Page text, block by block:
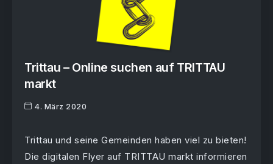
Trittau – Online suchen auf TRITTAU
markt
4. März 2020
Trittau und seine Gemeinden haben viel zu bieten!
Die digitalen Flyer auf TRITTAU markt informieren